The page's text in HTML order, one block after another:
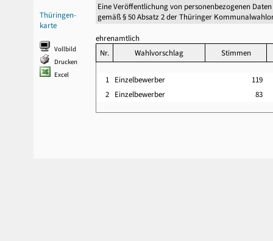
Thüringen-
karte
Vollbild
Drucken
Excel
Eine Veröffentlichung von personenbezogenen
gemäß § 50 Absatz 2 der Thüringer
ehrenamtlich
Nr.
Wahlvorschlag Stimmen
1 Einzelbewerber
119
2 Einzelbewerber 83